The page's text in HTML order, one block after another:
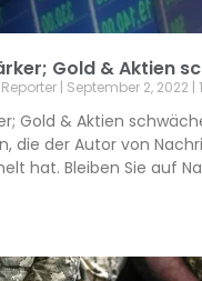
Gold & Aktien
September 2, 2022
Gold & Aktien
die der Autor von
hat. Bleiben Sie auf